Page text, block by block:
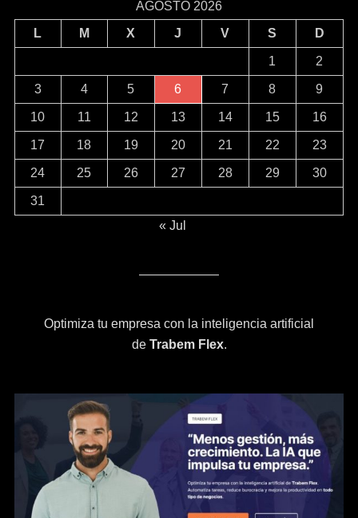
AGOSTO 2026
L
M X J V S D
1 2
3 4 5 6 7 8 9
10 11 12 13 14 15 16
17 18 19 20 21 22 23
24 25 26 27 28 29 30
31
« Jul
Optimiza tu empresa con la inteligencia artificial
de Trabem Flex.